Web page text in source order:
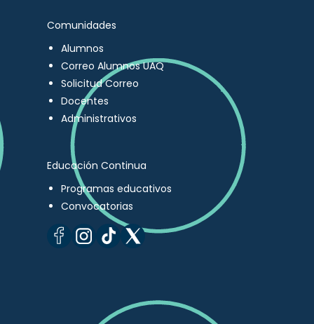
Comunidades
Alumnos
Correo Alumnos UAQ
Solicitud Correo
Docentes
Administrativos
Educación Continua
Programas educativos
Convocatorias